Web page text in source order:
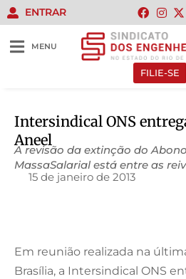
ENTRAR
MENU
FILIE-SE
Intersindical ONS
Aneel
A revisão da extinção do
MassaSalarial está entre as
15 de janeiro de 2013
Em reunião realizada na
Brasília, a Intersindical ONS